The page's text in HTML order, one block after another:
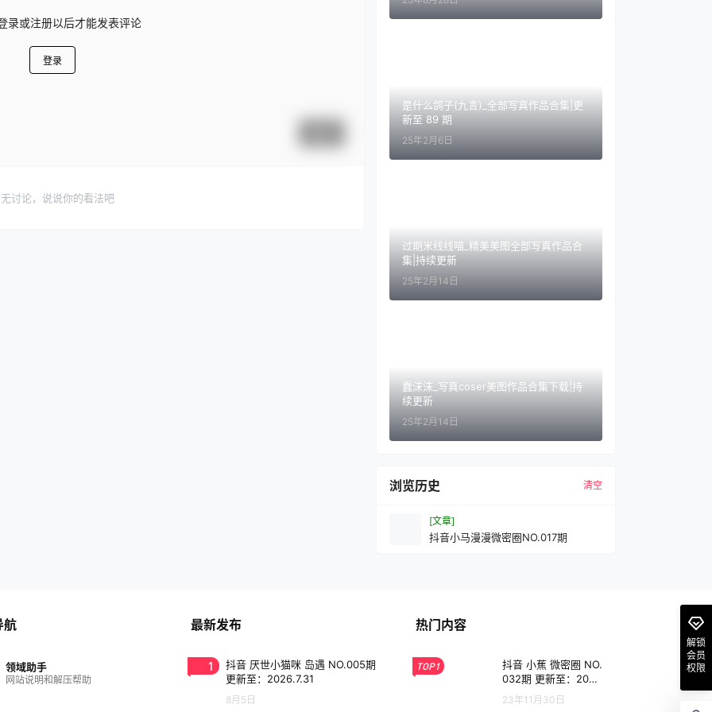
录或注册以后才能发表评论
登录
讨论，说说你的看法吧
是什么鸽子(九言)_全部写真作品合集|更
新至 89 期
25年2月6日
过期米线线喵_精美美图全部写真作品合
集|持续更新
25年2月14日
蠢沫沫_写真coser美图作品合集下载|持
续更新
25年2月14日
浏览历史 清空
[文章]
抖音小马漫漫微密圈NO.017期
解锁
会员
权限
航
领域助手
网站说明和解压帮助
最新发布
1
抖音 厌世小猫咪 岛遇 NO.005期
更新至：2026.7.31
8月5日
热门内容
TOP1
抖音 小蕉 微密圈 NO.
032期 更新至：202
3.11.30
23年11月30日